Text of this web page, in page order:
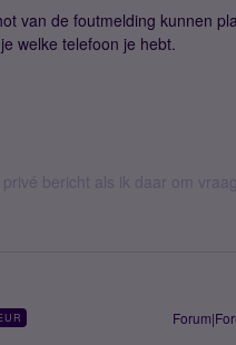
van de foutmelding kunnen
welke telefoon je hebt.
bericht als ik daar om